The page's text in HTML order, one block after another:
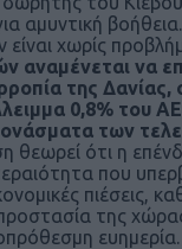
αμυντική βοήθεια.
χωρίς
αναμένεται να
της
0,8% του
των
θεωρεί ότι η
που
πιέσεις,
της
ευημερία.